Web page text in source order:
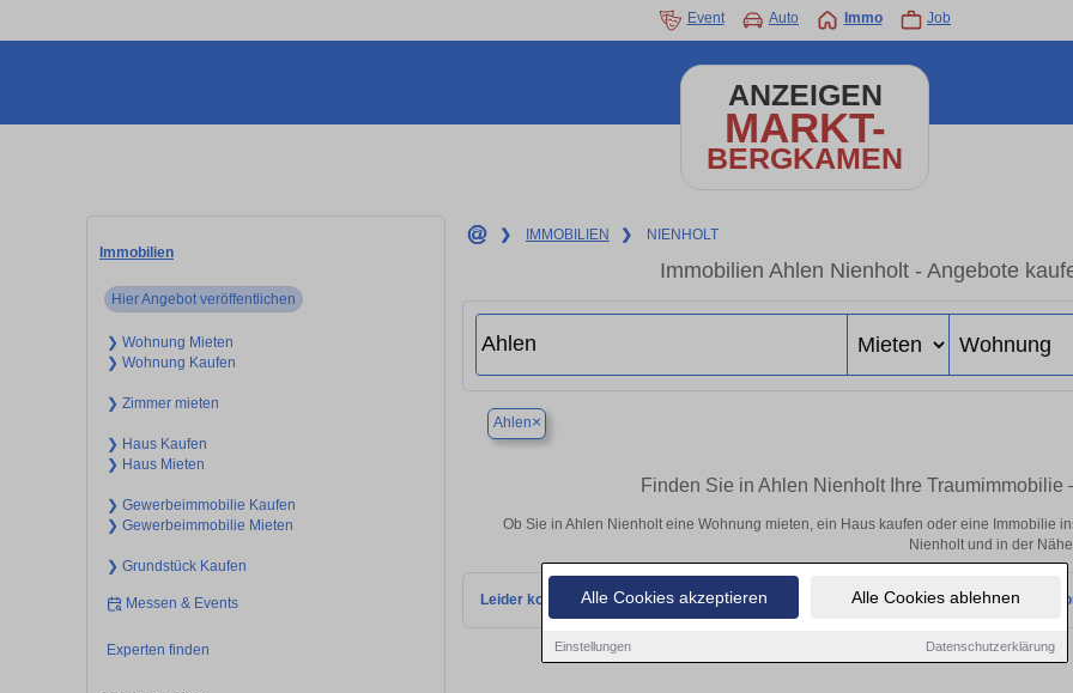
Alle Cookies akzeptieren Alle Cookies ablehnen
Einstellungen Datenschutzerklärung
Event Auto Immo Job
ANZEIGEN
MARKT-
BERGKAMEN
Immobilien
Hier Angebot veröffentlichen
❯ Wohnung Mieten
❯ Wohnung Kaufen
❯ Zimmer mieten
❯ Haus Kaufen
❯ Haus Mieten
❯ Gewerbeimmobilie Kaufen
❯ Gewerbeimmobilie Mieten
❯ Grundstück Kaufen
Messen & Events
Experten finden
❯ IMMOBILIEN ❯ NIENHOLT
Immobilien Ahlen Nienholt - Angebote
Ahlen×
Finden Sie in Ahlen Nienholt Ihre
Ob Sie in Ahlen Nienholt eine Wohnung mieten, ein Haus kaufen oder eine Immobilie
Nienholt und in der Nähe.
Leider konnten wir derzeit keine passenden Objekte finden. Schauen Sie bald wieder